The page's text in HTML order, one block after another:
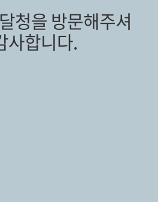
청을 방문해주셔
사합니다.